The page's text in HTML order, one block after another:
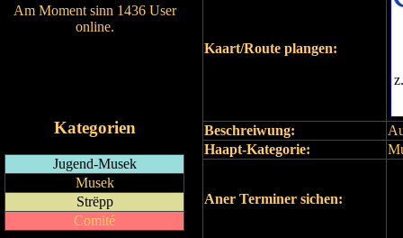
Am Moment sinn 1436 User
online.
Kategorien
Jugend-Musek
Musek
Strëpp
Comité
Kaart/Route plangen:
Beschreiwung:
Haapt-Kategorie:
Aner Terminer sichen: